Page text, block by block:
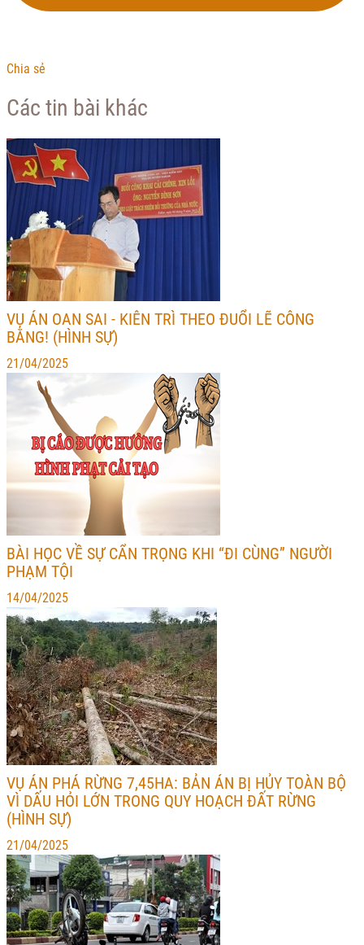
Chia sẻ
Các tin bài khác
VỤ ÁN OAN SAI - KIÊN TRÌ THEO ĐUỔI LẼ CÔNG
BẰNG! (HÌNH SỰ)
21/04/2025
BÀI HỌC VỀ SỰ CẨN TRỌNG KHI “ĐI CÙNG” NGƯỜI
PHẠM TỘI
14/04/2025
VỤ ÁN PHÁ RỪNG 7,45HA: BẢN ÁN BỊ HỦY TOÀN BỘ
VÌ DẤU HỎI LỚN TRONG QUY HOẠCH ĐẤT RỪNG
(HÌNH SỰ)
21/04/2025